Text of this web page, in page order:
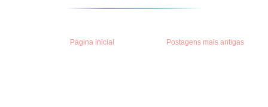
Postagens mais antigas
Página inicial